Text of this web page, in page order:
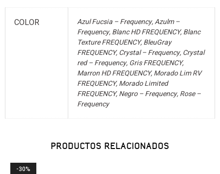
COLOR
Azul Fucsia – Frequency, Azulm –
Frequency, Blanc HD FREQUENCY, Blanc
Texture FREQUENCY, BleuGray
FREQUENCY, Crystal – Frequency, Crystal
red – Frequency, Gris FREQUENCY,
Marron HD FREQUENCY, Morado Lim RV
FREQUENCY, Morado Limited
FREQUENCY, Negro – Frequency, Rose –
Frequency
PRODUCTOS RELACIONADOS
-30%
-30%